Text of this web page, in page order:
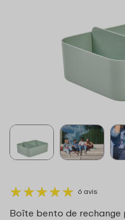
★★★★★
★★★★★ 6 avis
Boîte bento de rechange